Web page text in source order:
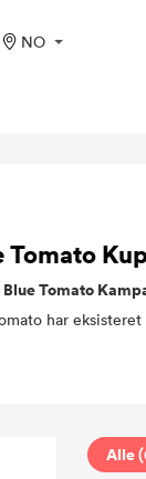
NO
Tomato
Tomato
Alle